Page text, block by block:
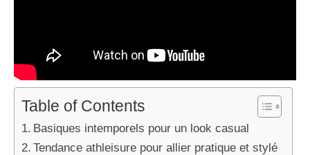
Table of Contents
Basiques intemporels pour un look casual
Tendance athleisure pour allier pratique et stylé